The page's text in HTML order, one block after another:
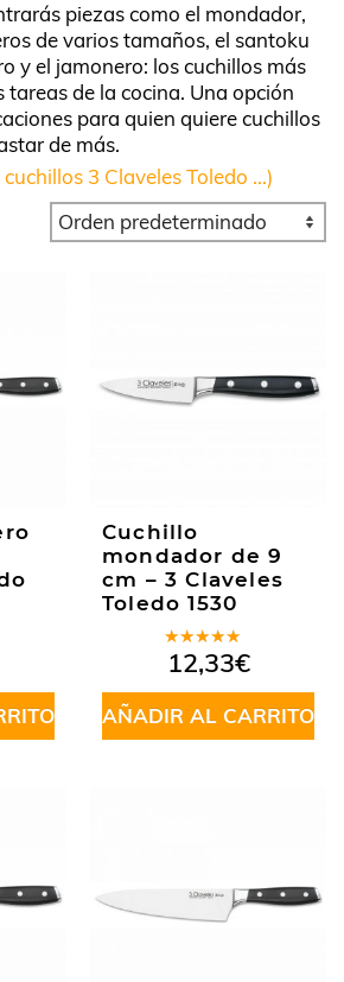
piezas como el mondador,
de varios tamaños, el santoku
y el jamonero: los cuchillos más
de la cocina. Una opción
para quien quiere cuchillos
de más.
3 Claveles Toledo ...)
Cuchillo
mondador de 9
cm – 3 Claveles
Toledo 1530
Valorado
en5.00de
5
12,33€
AÑADIR AL CARRITO